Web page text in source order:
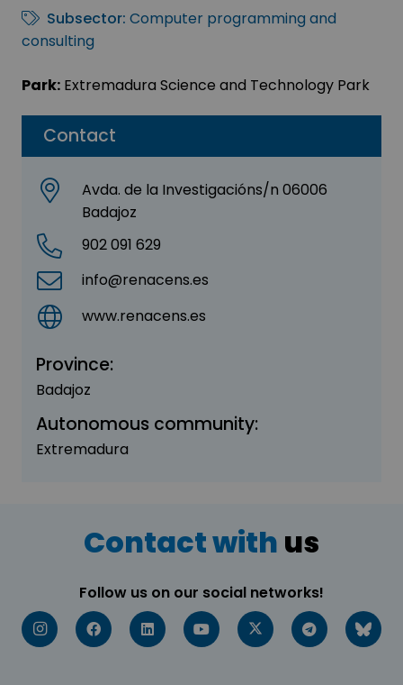
Contact
Avda. de la Investigacións/n 06006
Badajoz
902 091 629
info@renacens.es
www.renacens.es
Province:
Badajoz
Autonomous community:
Extremadura
Subsector: Computer programming and
consulting
Park: Extremadura Science and Technology Park
Contact with us
Follow us on our social networks!